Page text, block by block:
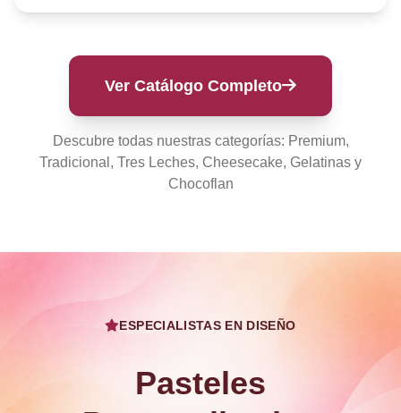
Ver Catálogo Completo
Descubre todas nuestras categorías: Premium,
Tradicional, Tres Leches, Cheesecake, Gelatinas y
Chocoflan
ESPECIALISTAS EN DISEÑO
Pasteles